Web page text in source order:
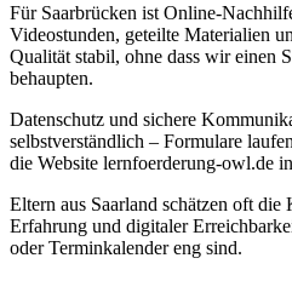
Für Saarbrücken ist Online-
Videostunden, geteilte Materialien
Qualität stabil, ohne dass wir einen
behaupten.
Datenschutz und sichere
selbstverständlich – Formulare
die Website lernfoerderung-owl.de
Eltern aus Saarland schätzen oft
Erfahrung und digitaler
oder Terminkalender eng sind.